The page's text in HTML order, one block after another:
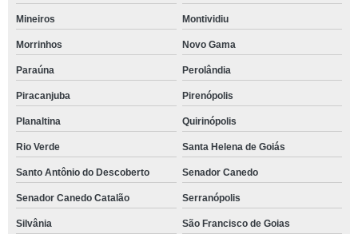
Mineiros Montividiu
Morrinhos Novo Gama
Paraúna Perolândia
Piracanjuba Pirenópolis
Planaltina Quirinópolis
Rio Verde Santa Helena de Goiás
Santo Antônio do Descoberto Senador Canedo
Senador Canedo Catalão Serranópolis
Silvânia São Francisco de Goias